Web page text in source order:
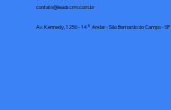
contato@leadscrm.com.br
Av. Kennedy, 1250 - 14° Andar - São Bernardo do Campo - SP